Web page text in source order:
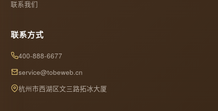
联系我们
联系方式
400-888-6677
service@tobeweb.cn
杭州市西湖区文三路拓冰大厦